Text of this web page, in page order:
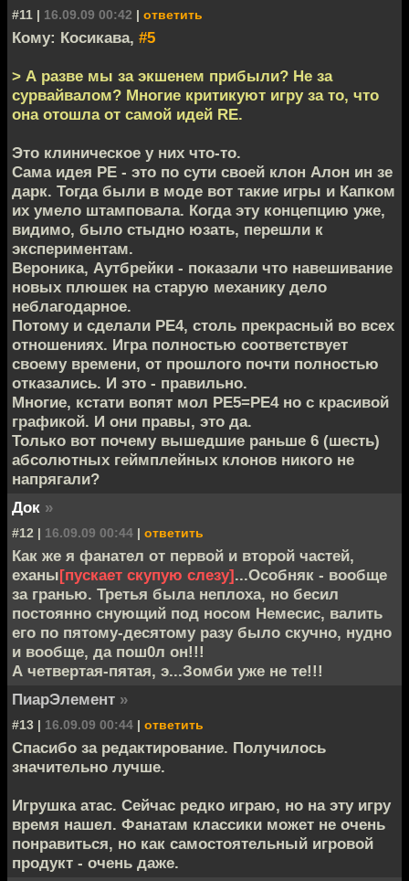
#11 | 16.09.09 00:42 | ответить
Кому: Косикава, #5
> А разве мы за экшенем прибыли? Не за
сурвайвалом? Многие критикуют игру за то, что
она отошла от самой идей RE.
Это клиническое у них что-то.
Сама идея РЕ - это по сути своей клон Алон ин зе
дарк. Тогда были в моде вот такие игры и Капком
их умело штамповала. Когда эту концепцию уже,
видимо, было стыдно юзать, перешли к
экспериментам.
Вероника, Аутбрейки - показали что навешивание
новых плюшек на старую механику дело
неблагодарное.
Потому и сделали РЕ4, столь прекрасный во всех
отношениях. Игра полностью соответствует
своему времени, от прошлого почти полностью
отказались. И это - правильно.
Многие, кстати вопят мол РЕ5=РЕ4 но с красивой
графикой. И они правы, это да.
Только вот почему вышедшие раньше 6 (шесть)
абсолютных геймплейных клонов никого не
напрягали?
Док »
#12 | 16.09.09 00:44 | ответить
Как же я фанател от первой и второй частей,
еханы[пускает скупую слезу]...Особняк - вообще
за гранью. Третья была неплоха, но бесил
постоянно снующий под носом Немесис, валить
его по пятому-десятому разу было скучно, нудно
и вообще, да пош0л он!!!
А четвертая-пятая, э...Зомби уже не те!!!
ПиарЭлемент »
#13 | 16.09.09 00:44 | ответить
Спасибо за редактирование. Получилось
значительно лучше.
Игрушка атас. Сейчас редко играю, но на эту игру
время нашел. Фанатам классики может не очень
понравиться, но как самостоятельный игровой
продукт - очень даже.